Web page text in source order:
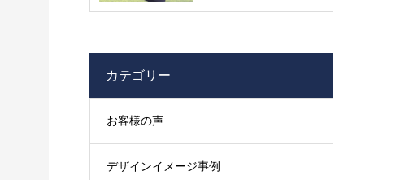
カテゴリー
お客様の声
デザインイメージ事例